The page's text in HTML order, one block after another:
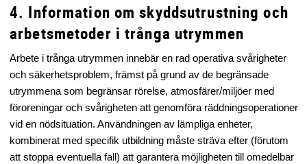
4. Information om skyddsutrustning och
arbetsmetoder i trånga utrymmen
Arbete i trånga utrymmen innebär en rad operativa svårigheter
och säkerhetsproblem, främst på grund av de begränsade
utrymmena som begränsar rörelse, atmosfärer/miljöer med
föroreningar och svårigheten att genomföra räddningsoperationer
vid en nödsituation. Användningen av lämpliga enheter,
kombinerat med specifik utbildning måste sträva efter (förutom
att stoppa eventuella fall) att garantera möjligheten till omedelbar